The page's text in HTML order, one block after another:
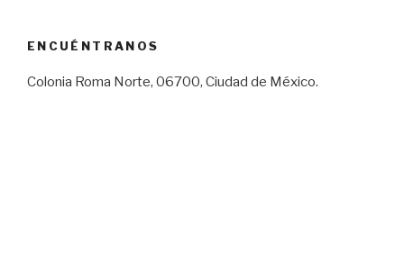
ENCUÉNTRANOS
Colonia Roma Norte, 06700, Ciudad de México.